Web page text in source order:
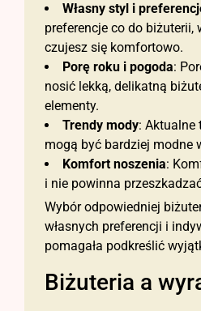
Własny styl i
preferencje co do biżuterii,
czujesz się komfortowo.
Porę roku i pogoda:
nosić lekką, delikatną
elementy.
Trendy mody: Aktualne
mogą być bardziej modne
Komfort noszenia:
i nie powinna
Wybór odpowiedniej
własnych preferencji i
pomagała podkreślić
Biżuteria a